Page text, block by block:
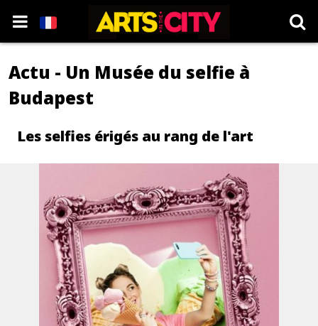
Actu - Un Musée du selfie à
Budapest
Les selfies érigés au rang de l'art